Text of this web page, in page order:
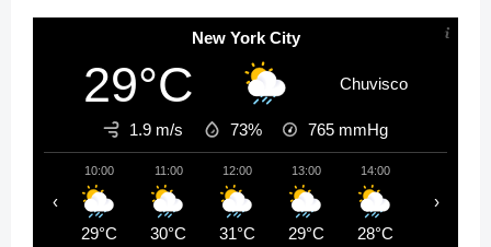
New York City
29°C Chuvisco
1.9 m/s 73% 765 mmHg
10:00
29°C
11:00
30°C
12:00
31°C
13:00
29°C
14:00
28°C
‹ ›